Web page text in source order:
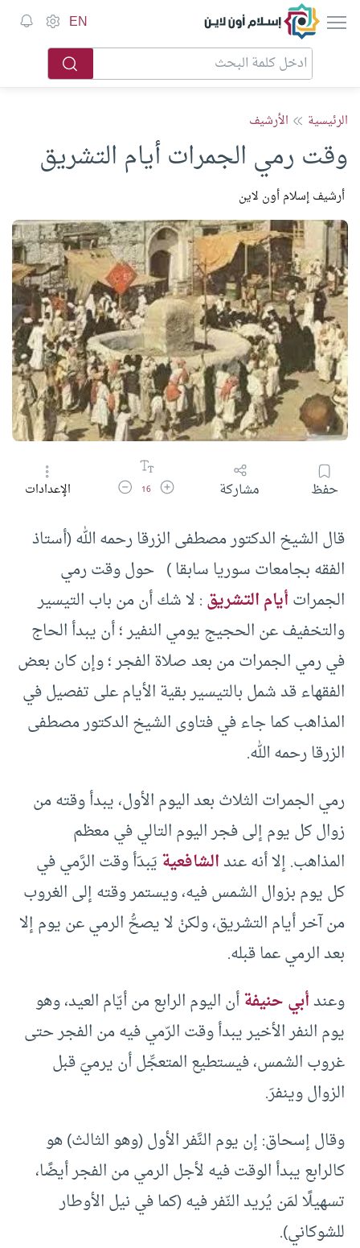
إسلام أون لاين EN
الرئيسية الأرشيف
وقت رمي الجمرات أيام التشريق
أرشيف إسلام أون لاين
حفظ مشاركة زيادة حجم الخط
16 تقليل حجم الخطالإعدادات
قال الشيخ الدكتور مصطفى الزرقا رحمه الله (أستاذ
الفقه بجامعات سوريا سابقا ) حول وقت رمي
الجمراتأيام التشريق: لا شك أن من باب التيسير
والتخفيف عن الحجيج يومي النفير ؛ أن يبدأ الحاج
في رمي الجمرات من بعد صلاة الفجر ؛ وإن كان بعض
الفقهاء قد شمل بالتيسير بقية الأيام على تفصيل في
المذاهب كما جاء في فتاوى الشيخ الدكتور مصطفى
الزرقا رحمه الله.
رمي الجمرات الثلاث بعد اليوم الأول، يبدأ وقته من
زوال كل يوم إلى فجر اليوم التالي في معظم
المذاهب. إلا أنه عندالشافعيةيَبدَأ وقت الرَّمي في
كل يوم بزوال الشمس فيه، ويستمر وقته إلى الغروب
من آخر أيام التشريق، ولكنْ لا يصحُّ الرمي عن يوم إلا
بعد الرمي عما قبله.
وعندأبي حنيفةأن اليوم الرابع من أيّام العيد، وهو
يوم النفر الأخير يبدأ وقت الرّمي فيه من الفجر حتى
غروب الشمس، فيستطيع المتعجِّل أن يرميَ قبل
الزوال وينفرَ.
وقال إسحاق: إن يوم النَّفر الأول (وهو الثالث) هو
كالرابع يبدأ الوقت فيه لأجل الرمي من الفجر أيضًا،
تسهيلًا لمَن يُريد النّفر فيه (كما في نيل الأوطار
للشوكاني).